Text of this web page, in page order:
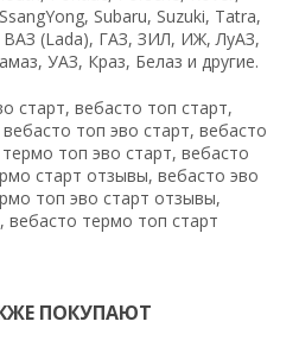
Subaru, Suzuki, Tatra,
ВАЗ (Lada), ГАЗ, ЗИЛ, ИЖ, ЛуАЗ,
УАЗ, Краз, Белаз и другие.
старт, вебасто топ старт,
топ эво старт, вебасто
топ эво старт, вебасто
старт отзывы, вебасто эво
топ эво старт отзывы,
вебасто термо топ старт
ПОКУПАЮТ